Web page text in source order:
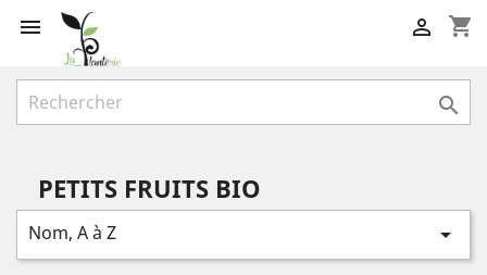
 shopping_cart


PETITS FRUITS BIO
Nom, A à Z 